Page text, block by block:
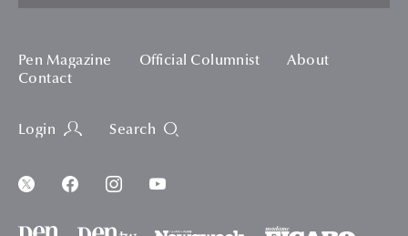
Pen Magazine Official Columnist
About
Contact
Login Search